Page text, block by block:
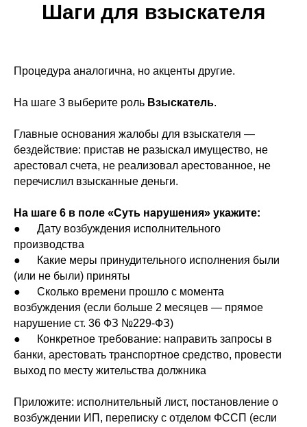
Шаги для взыскателя
Процедура аналогична, но акценты другие.
На шаге 3 выберите роль Взыскатель.
Главные основания жалобы для взыскателя —
бездействие: пристав не разыскал имущество, не
арестовал счета, не реализовал арестованное, не
перечислил взысканные деньги.
На шаге 6 в поле «Суть нарушения» укажите:
● Дату возбуждения исполнительного
производства
● Какие меры принудительного исполнения были
(или не были) приняты
● Сколько времени прошло с момента
возбуждения (если больше 2 месяцев — прямое
нарушение ст. 36 ФЗ №229-ФЗ)
● Конкретное требование: направить запросы в
банки, арестовать транспортное средство, провести
выход по месту жительства должника
Приложите: исполнительный лист, постановление о
возбуждении ИП, переписку с отделом ФССП (если